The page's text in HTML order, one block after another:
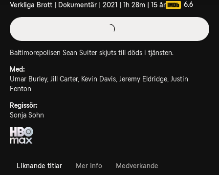
Verkliga Brott | Dokumentär | 2021 | 1h 28m | 15 år 6.6
Baltimorepolisen Sean Suiter skjuts till döds i tjänsten.
Med:
Umar Burley, Jill Carter, Kevin Davis, Jeremy Eldridge, Justin
Fenton
Regissör:
Sonja Sohn
Liknande titlar Mer info Medverkande